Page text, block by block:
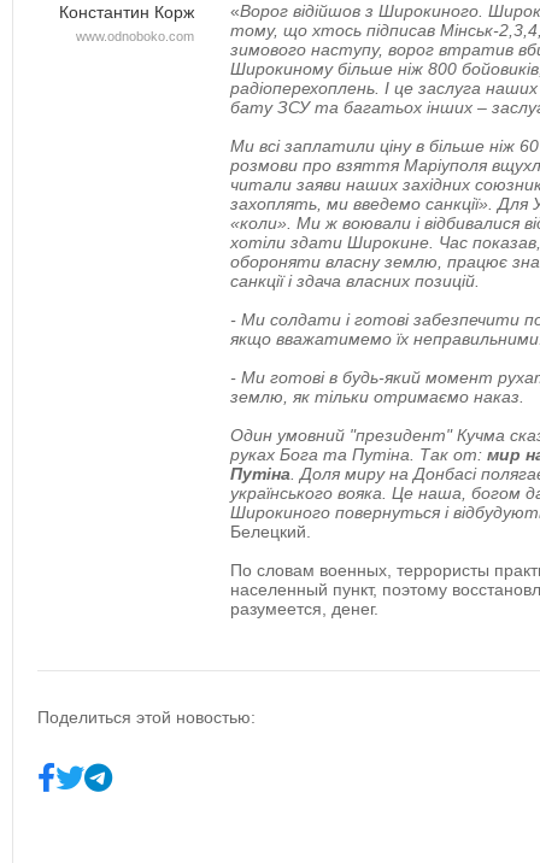
Константин Корж
www.odnoboko.com
«Ворог відійшов з Широкиного.
тому, що хтось підписав Мінськ-
зимового наступу, ворог втратив
Широкиному більше ніж 800
радіоперехоплень. І це заслуга
бату ЗСУ та багатьох інших –
Ми всі заплатили ціну в більше ніж
розмови про взяття Маріуполя
читали заяви наших західних
захоплять, ми введемо санкції». Для
«коли». Ми ж воювали і відбивалися
хотіли здати Широкине. Час
обороняти власну землю, працює
санкції і здача власних позицій.
- Ми солдати і готові забезпечити
якщо вважатимемо їх
- Ми готові в будь-який момент
землю, як тільки отримаємо наказ.
Один умовний "президент" Кучма
руках Бога та Путіна. Так от: мир
Путіна . Доля миру на Донбасі
українського вояка. Це наша, богом
Широкиного повернуться і
Белецкий.
По словам военных, террористы
населенный пункт, поэтому
разумеется, денег.
Поделиться этой новостью: